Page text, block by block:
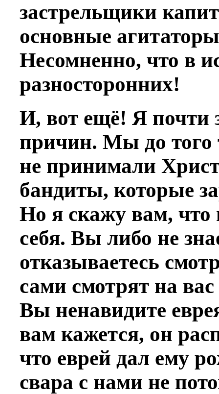
застрельщики
основные
Несомненно, что в
разносторонних!
И, вот ещё! Я почти
причин. Мы до того
не принимали
бандиты, которые
Но я скажу вам,
себя. Вы либо не
отказываетесь
сами смотрят на
Вы ненавидите
вам кажется, он
что еврей дал ему
свара с нами не